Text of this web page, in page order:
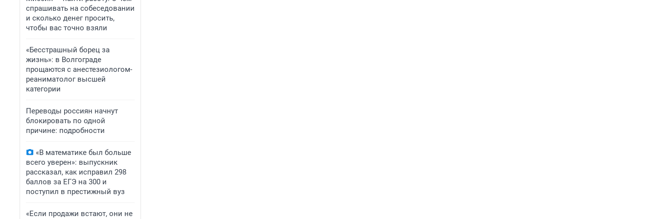
спрашивать на собеседовании
и сколько денег просить,
чтобы вас точно взяли
«Бесстрашный борец за
жизнь»: в Волгограде
прощаются с анестезиологом-
реаниматолог высшей
категории
Переводы россиян начнут
блокировать по одной
причине: подробности
«В математике был больше
всего уверен»: выпускник
рассказал, как исправил 298
баллов за ЕГЭ на 300 и
поступил в престижный вуз
«Если продажи встают, они не